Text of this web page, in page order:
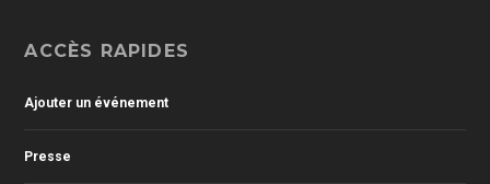
ACCÈS RAPIDES
Ajouter un événement
Presse